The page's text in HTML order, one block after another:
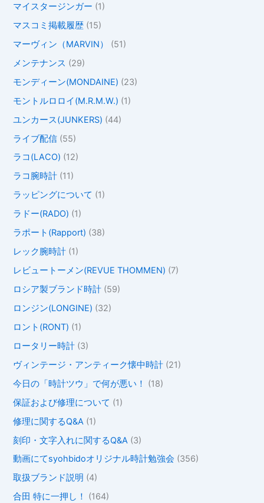
マイスタージンガー (1)
マスコミ掲載履歴 (15)
マーヴィン（MARVIN）
(51)
メンテナンス (29)
モンディーン(MONDAINE) (23)
モントルロロイ(M.R.M.W.) (1)
ユンカース(JUNKERS) (44)
ライブ配信 (55)
ラコ(LACO) (12)
ラコ腕時計 (11)
ラッピングについて (1)
ラドー(RADO) (1)
ラポート(Rapport) (38)
レック腕時計 (1)
レビュートーメン(REVUE THOMMEN) (7)
ロシア製ブランド時計 (59)
ロンジン(LONGINE) (32)
ロント(RONT) (1)
ロータリー時計 (3)
ヴィンテージ・アンティーク懐中時計 (21)
今日の「時計ツウ」で何が悪い！
(18)
保証および修理について (1)
修理に関するQ&A (1)
刻印・文字入れに関するQ&A (3)
動画にてsyohbidoオリジナル時計勉強会 (356)
取扱ブランド説明 (4)
合田 特に一押し！
(164)